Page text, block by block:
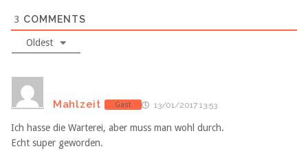
3 COMMENTS
Oldest
Mahlzeit Gast 13/01/2017 13:53
Ich hasse die Warterei, aber muss man wohl durch.
Echt super geworden.